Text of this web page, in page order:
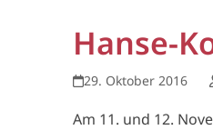
Hanse-
29. Oktober 2016
Am 11. und 12.